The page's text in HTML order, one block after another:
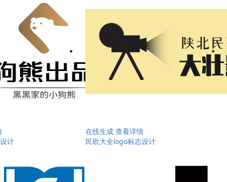
计
在线生成 查看详情
民歌大全logo标志设计